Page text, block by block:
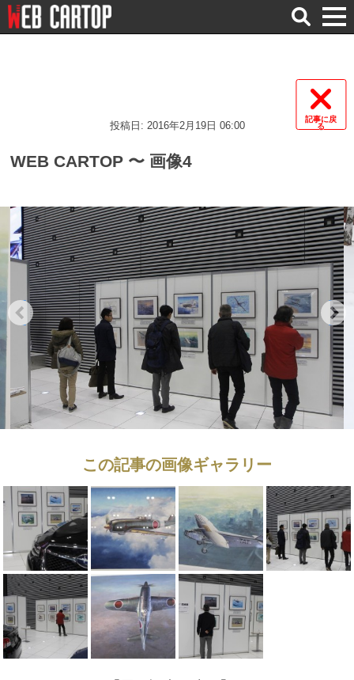
検
索
記事に戻
る
投稿日: 2016年2月19日 06:00
WEB CARTOP 〜 画像4
この記事の画像ギャラリー